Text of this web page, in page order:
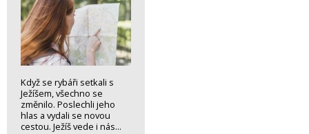
Když se rybáři setkali s
Ježíšem, všechno se
změnilo. Poslechli jeho
hlas a vydali se novou
cestou. Ježíš vede i nás...